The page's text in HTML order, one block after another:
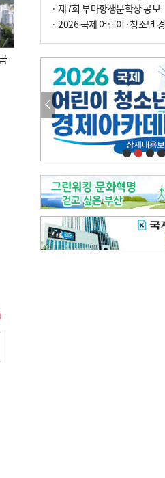
· 제7회 부마항쟁문학상 공모
· 2026 국제 어린이·청소년